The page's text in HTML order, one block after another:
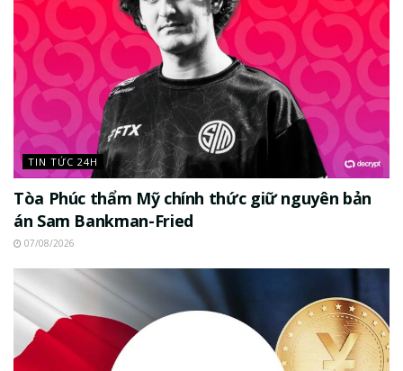
TIN TỨC 24H
Tòa Phúc thẩm Mỹ chính thức giữ nguyên bản
án Sam Bankman-Fried
07/08/2026